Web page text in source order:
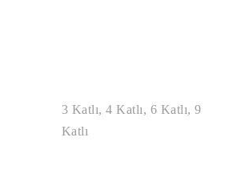
3 Katlı, 4 Katlı, 6 Katlı, 9
Katlı